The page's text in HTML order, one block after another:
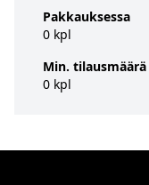
Pakkauksessa
0 kpl
Min. tilausmäärä
0 kpl